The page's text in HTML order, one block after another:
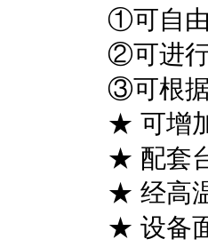
①可自由
②可进
③可根
★ 可增
★ 配套
★ 经高
★ 设备